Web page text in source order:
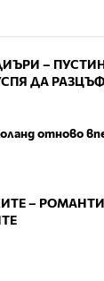
–
ДА
отново
–